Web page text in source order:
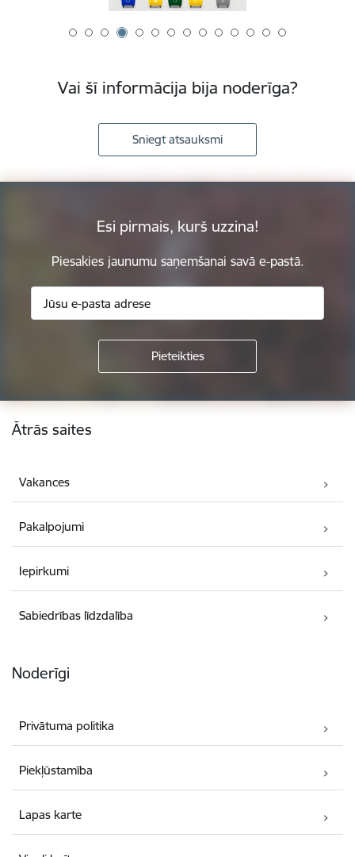
Vai šī informācija bija noderīga?
Sniegt atsauksmi
Esi pirmais, kurš uzzina!
Piesakies jaunumu saņemšanai savā e-pastā.
Kājene
Ātrās saites
Vakances
Pakalpojumi
Iepirkumi
Sabiedrības līdzdalība
Noderīgi
Privātuma politika
Piekļūstamība
Lapas karte